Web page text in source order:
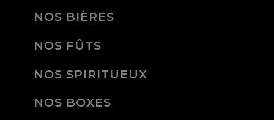
NOS BIÈRES
NOS FÛTS
NOS SPIRITUEUX
NOS BOXES